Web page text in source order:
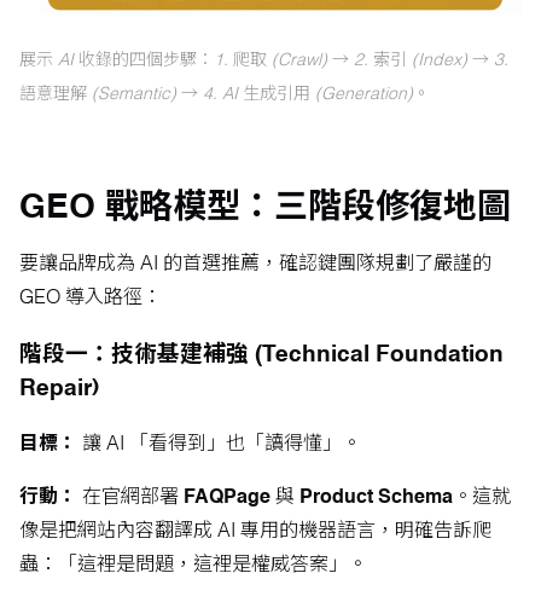
展示 AI 收錄的四個步驟：1. 爬取 (Crawl) → 2. 索引 (Index) → 3.
語意理解 (Semantic) → 4. AI 生成引用 (Generation)。
GEO 戰略模型：三階段修復地圖
要讓品牌成為 AI 的首選推薦，確認鍵團隊規劃了嚴謹的
GEO 導入路徑：
階段一：技術基建補強 (Technical Foundation
Repair)
目標： 讓 AI 「看得到」也「讀得懂」。
行動： 在官網部署 FAQPage 與 Product Schema 。這就
像是把網站內容翻譯成 AI 專用的機器語言，明確告訴爬
蟲：「這裡是問題，這裡是權威答案」。